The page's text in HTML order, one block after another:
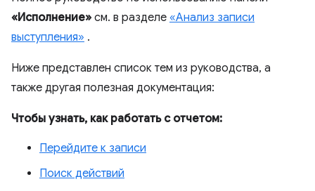
«Исполнение» см. в разделе «Анализ записи
выступления» .
Ниже представлен список тем из руководства, а
также другая полезная документация:
Чтобы узнать, как работать с отчетом:
Перейдите к записи
Поиск действий